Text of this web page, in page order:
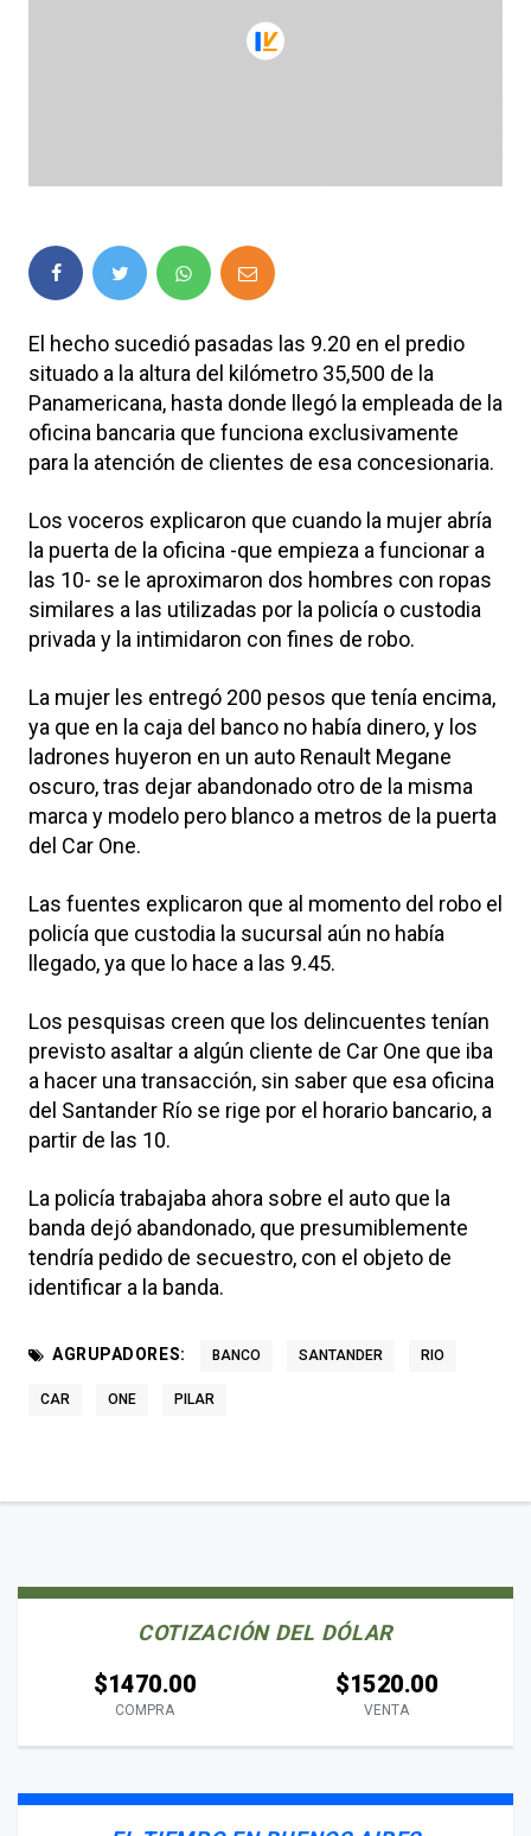
El hecho sucedió pasadas las 9.20 en el predio
situado a la altura del kilómetro 35,500 de la
Panamericana, hasta donde llegó la empleada de la
oficina bancaria que funciona exclusivamente
para la atención de clientes de esa concesionaria.
Los voceros explicaron que cuando la mujer abría
la puerta de la oficina -que empieza a funcionar a
las 10- se le aproximaron dos hombres con ropas
similares a las utilizadas por la policía o custodia
privada y la intimidaron con fines de robo.
La mujer les entregó 200 pesos que tenía encima,
ya que en la caja del banco no había dinero, y los
ladrones huyeron en un auto Renault Megane
oscuro, tras dejar abandonado otro de la misma
marca y modelo pero blanco a metros de la puerta
del Car One.
Las fuentes explicaron que al momento del robo el
policía que custodia la sucursal aún no había
llegado, ya que lo hace a las 9.45.
Los pesquisas creen que los delincuentes tenían
previsto asaltar a algún cliente de Car One que iba
a hacer una transacción, sin saber que esa oficina
del Santander Río se rige por el horario bancario, a
partir de las 10.
La policía trabajaba ahora sobre el auto que la
banda dejó abandonado, que presumiblemente
tendría pedido de secuestro, con el objeto de
identificar a la banda.
AGRUPADORES: BANCO SANTANDER RIO
CAR ONE PILAR
COTIZACIÓN DEL DÓLAR
$1470.00
COMPRA
$1520.00
VENTA